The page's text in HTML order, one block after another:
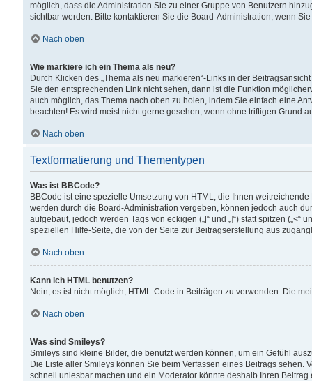
möglich, dass die Administration Sie zu einer Gruppe von Benutzern
sichtbar werden. Bitte kontaktieren Sie die Board-Administration, wenn
Nach oben
Wie markiere ich ein Thema als neu?
Durch Klicken des „Thema als neu markieren“-Links in der
Sie den entsprechenden Link nicht sehen, dann ist die Funktion
auch möglich, das Thema nach oben zu holen, indem Sie einfach eine
beachten! Es wird meist nicht gerne gesehen, wenn ohne triftigen Grund
Nach oben
Textformatierung und Thementypen
Was ist BBCode?
BBCode ist eine spezielle Umsetzung von HTML, die Ihnen
werden durch die Board-Administration vergeben, können jedoch auch
aufgebaut, jedoch werden Tags von eckigen („[“ und „]“) statt spitzen
speziellen Hilfe-Seite, die von der Seite zur Beitragserstellung aus
Nach oben
Kann ich HTML benutzen?
Nein, es ist nicht möglich, HTML-Code in Beiträgen zu verwenden. Die
Nach oben
Was sind Smileys?
Smileys sind kleine Bilder, die benutzt werden können, um ein Gefühl
Die Liste aller Smileys können Sie beim Verfassen eines Beitrags
schnell unlesbar machen und ein Moderator könnte deshalb Ihren